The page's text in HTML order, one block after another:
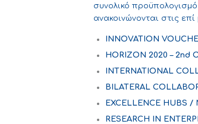
συνολικό
ανακοινώνονται στις
INNOVATION
HORIZON 2020 – 2nd
INTERNATIONAL
BILATERAL
EXCELLENCE HUBS /
RESEARCH IN